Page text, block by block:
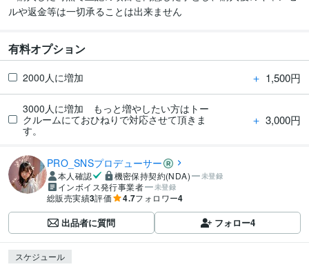
ルや返金等は一切承ることは出来ません
有料オプション
2000人に増加 ＋ 1,500円
3000人に増加 もっと増やしたい方はトー
クルームにておひねりで対応させて頂きま
す。
＋ 3,000円
PRO_SNSプロデューサー
本人確認 機密保持契約(NDA) 未登録
インボイス発行事業者 未登録
総販売実績3評価 4.7フォロワー4
出品者に質問 フォロー4
スケジュール